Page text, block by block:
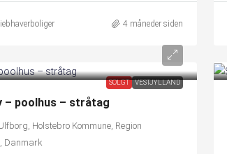
4 måneder siden
SOLGT VESTJYLLAND
– poolhus – stråtag
Holstebro Kommune, Region
Danmark